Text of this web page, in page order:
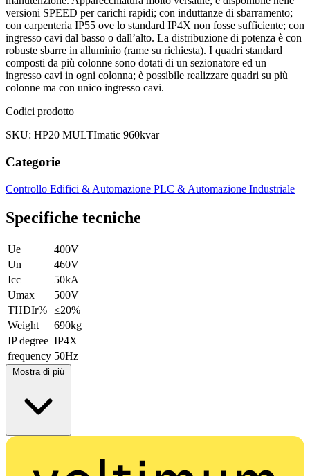
versioni SPEED per carichi rapidi; con induttanze di sbarramento;
con carpenteria IP55 ove lo standard IP4X non fosse sufficiente; con
ingresso cavi dal basso o dall’alto. La distribuzione di potenza è con
robuste sbarre in alluminio (rame su richiesta). I quadri standard
composti da più colonne sono dotati di un sezionatore ed un
ingresso cavi in ogni colonna; è possibile realizzare quadri su più
colonne ma con unico ingresso cavi.
Codici prodotto
SKU: HP20 MULTImatic 960kvar
Categorie
Controllo Edifici & Automazione PLC & Automazione Industriale
Specifiche tecniche
Ue
400V
Un
460V
Icc
50kA
Umax
500V
THDIr% ≤20%
Weight
690kg
IP degree IP4X
frequency 50Hz
Mostra di più